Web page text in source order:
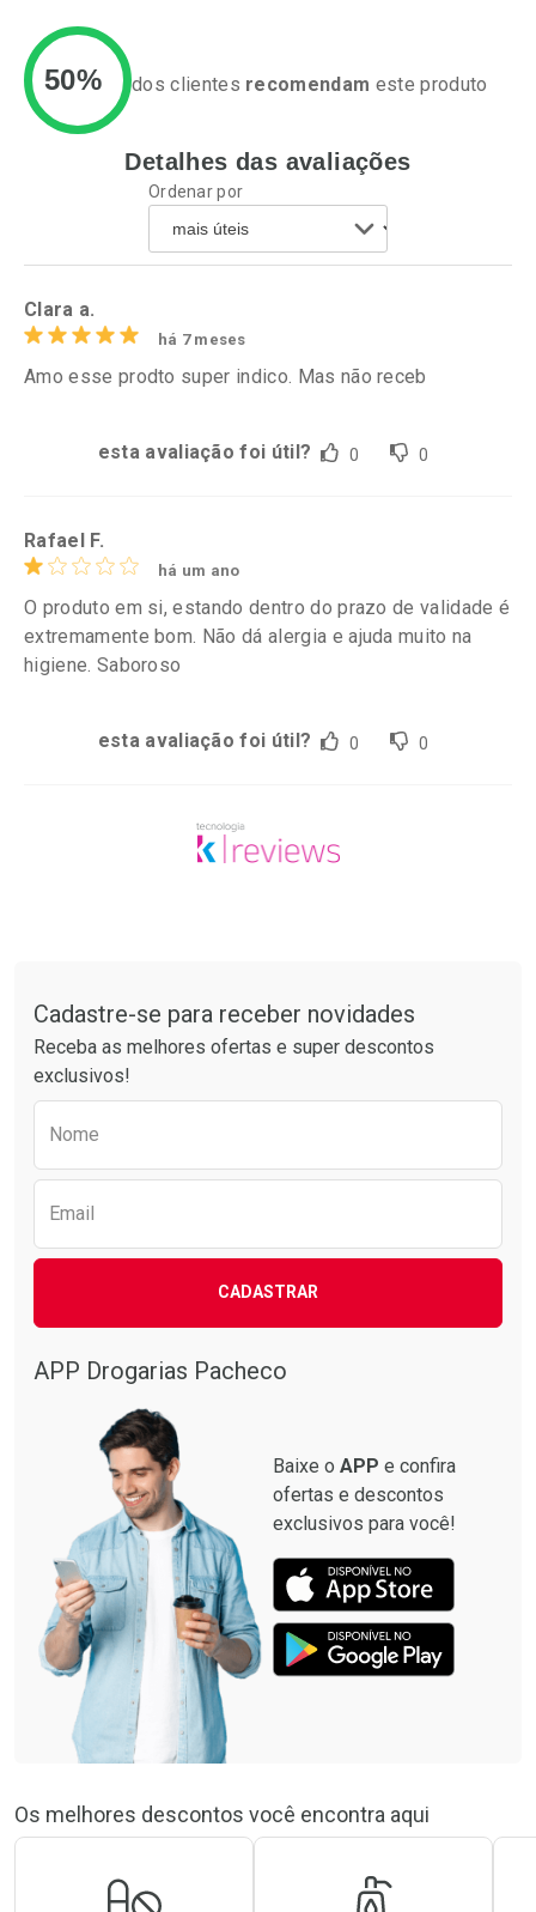
Ativar Desconto
Comprar sem Desconto
Por R$ 37,25/cada
Comprar sem Desconto
Ativar Desconto
Comprar sem Desconto
Por R$ 39,99/cada
50% dos clientes recomendam este produto
Detalhes das avaliações
Ordenar por
Clara a.
há 7 meses
Amo esse prodto super indico. Mas não receb
esta avaliação foi útil? 0 0
Rafael F.
há um ano
O produto em si, estando dentro do prazo de validade é
extremamente bom. Não dá alergia e ajuda muito na
higiene. Saboroso
esta avaliação foi útil? 0 0
Cadastre-se para receber novidades
Receba as melhores ofertas e super descontos
exclusivos!
Nome
Email
CADASTRAR
APP Drogarias Pacheco
Baixe o APP e confira
ofertas e descontos
exclusivos para você!
Os melhores descontos você encontra aqui